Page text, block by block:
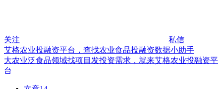
关注
私信
艾格农业投融资平台，查找农业食品投融资数据小助手
大农业泛食品领域找项目发投资需求，就来艾格农业投融资平
台